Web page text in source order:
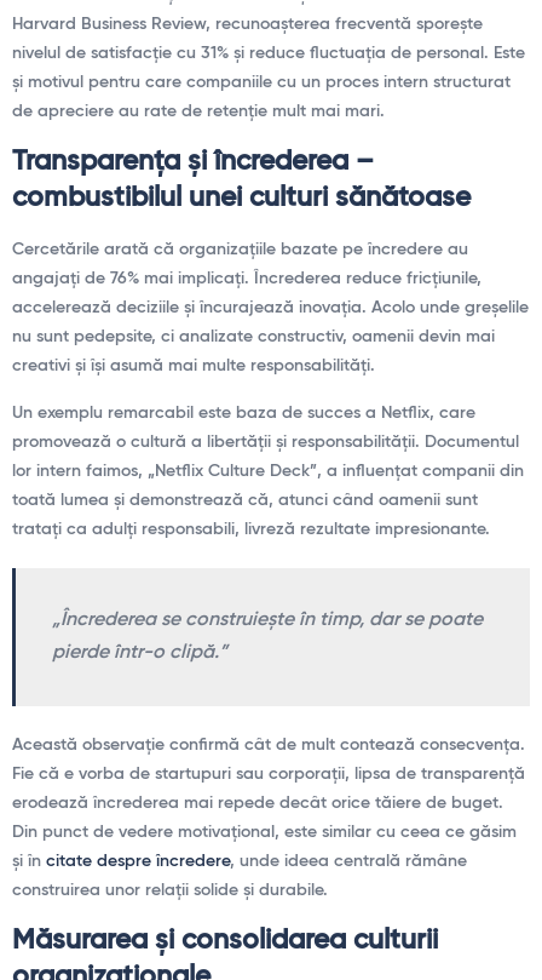
Harvard Business Review, recunoașterea frecventă sporește
nivelul de satisfacție cu 31% și reduce fluctuația de personal. Este
și motivul pentru care companiile cu un proces intern structurat
de apreciere au rate de retenție mult mai mari.
Transparența și încrederea –
combustibilul unei culturi sănătoase
Cercetările arată că organizațiile bazate pe încredere au
angajați de 76% mai implicați. Încrederea reduce fricțiunile,
accelerează deciziile și încurajează inovația. Acolo unde greșelile
nu sunt pedepsite, ci analizate constructiv, oamenii devin mai
creativi și își asumă mai multe responsabilități.
Un exemplu remarcabil este baza de succes a Netflix, care
promovează o cultură a libertății și responsabilității. Documentul
lor intern faimos, „Netflix Culture Deck”, a influențat companii din
toată lumea și demonstrează că, atunci când oamenii sunt
tratați ca adulți responsabili, livreză rezultate impresionante.
„Încrederea se construiește în timp, dar se poate
pierde într-o clipă.”
Această observație confirmă cât de mult contează consecvența.
Fie că e vorba de startupuri sau corporații, lipsa de transparență
erodează încrederea mai repede decât orice tăiere de buget.
Din punct de vedere motivațional, este similar cu ceea ce găsim
și în citate despre încredere, unde ideea centrală rămâne
construirea unor relații solide și durabile.
Măsurarea și consolidarea culturii